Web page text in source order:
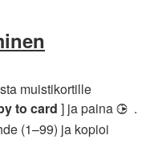
muistikortille
to card ] ja paina 2 .
(1–99) ja kopioi